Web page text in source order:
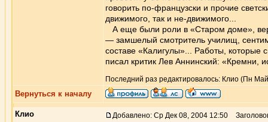
говорить по-французски и прочие
движимого, так и не-движимого...
А еще были роли в «Старом доме»,
— замшелый смотритель училищ,
составе «Калигулы»... Работы, которые
писал критик Лев Аннинский: «Кремни,
Последний раз редактировалось: Клио (Пн
Вернуться к началу
Клио Добавлено: Ср Дек 08, 2004 12:50